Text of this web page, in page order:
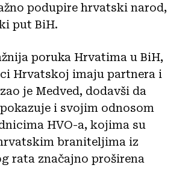
podupire hrvatski narod,
put BiH.
poruka Hrvatima u BiH,
Hrvatskoj imaju partnera i
je Medved, dodavši da
i svojim odnosom
HVO-a, kojima su
braniteljima iz
rata značajno proširena